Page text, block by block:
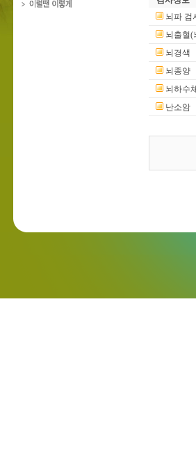
뇌파 검
뇌출혈(
뇌경색
뇌종양
뇌하수
난소암